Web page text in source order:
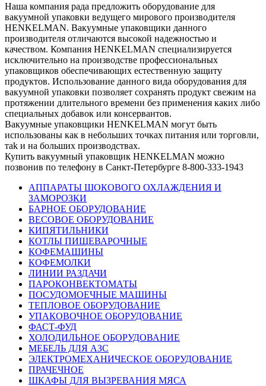
Наша компания рада предложить оборудование для
вакуумной упаковки ведущего мирового производителя
HENKELMAN. Вакуумные упаковщики данного
производителя отличаются высoкой надежностью и
качеством. Компания HENKELMAN специализируется
исключительно на производстве профессиональных
упаковщиков обеспечивающих естественную защиту
продуктов. Использование данного вида оборудования для
вакуумной упаковки позволяет сохранять продукт свежим на
протяжении длительного времени без применения каких либо
специальных добавок или консервантов.
Вакуумные упаковщики HENKELMAN могут быть
использованы как в небольших точках питания или торговли,
тak и на больших производствах.
Купить вакуумный упаковщик HENKELMAN можно
позвонив по телефону в Санкт-Петербурге 8-800-333-1943
АППАРАТЫ ШОКОВОГО ОХЛАЖДЕНИЯ И
ЗАМОРОЗКИ
БАРНОЕ ОБОРУДОВАНИЕ
ВЕСОВОЕ ОБОРУДОВАНИЕ
КИПЯТИЛЬНИКИ
КОТЛЫ ПИЩЕВАРОЧНЫЕ
КОФЕМАШИНЫ
КОФЕМОЛКИ
ЛИНИИ РАЗДАЧИ
ПАРОКОНВЕКТОМАТЫ
ПОСУДОМОЕЧНЫЕ МАШИНЫ
ТЕПЛОВОЕ ОБОРУДОВАНИЕ
УПАКОВОЧНОЕ ОБОРУДОВАНИЕ
ФАСТ-ФУД
ХОЛОДИЛЬНОЕ ОБОРУДОВАНИЕ
МЕБЕЛЬ ДЛЯ АЗС
ЭЛЕКТРОМЕХАНИЧЕСКОЕ ОБОРУДОВАНИЕ
ПРАЧЕЧНОЕ
ШКАФЫ ДЛЯ ВЫЗРЕВАНИЯ МЯСА